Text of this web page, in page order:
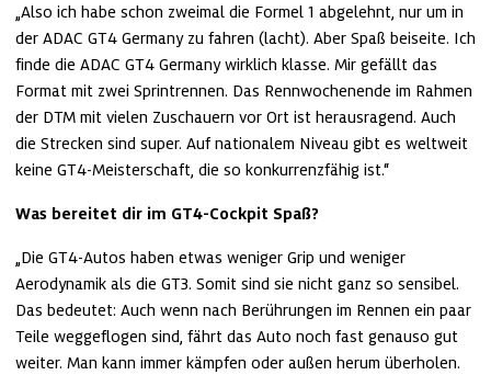
„Also ich habe schon zweimal die Formel 1 abgelehnt, nur um in
der ADAC GT4 Germany zu fahren (lacht). Aber Spaß beiseite. Ich
finde die ADAC GT4 Germany wirklich klasse. Mir gefällt das
Format mit zwei Sprintrennen. Das Rennwochenende im Rahmen
der DTM mit vielen Zuschauern vor Ort ist herausragend. Auch
die Strecken sind super. Auf nationalem Niveau gibt es weltweit
keine GT4-Meisterschaft, die so konkurrenzfähig ist.“
Was bereitet dir im GT4-Cockpit Spaß?
„Die GT4-Autos haben etwas weniger Grip und weniger
Aerodynamik als die GT3. Somit sind sie nicht ganz so sensibel.
Das bedeutet: Auch wenn nach Berührungen im Rennen ein paar
Teile weggeflogen sind, fährt das Auto noch fast genauso gut
weiter. Man kann immer kämpfen oder außen herum überholen.